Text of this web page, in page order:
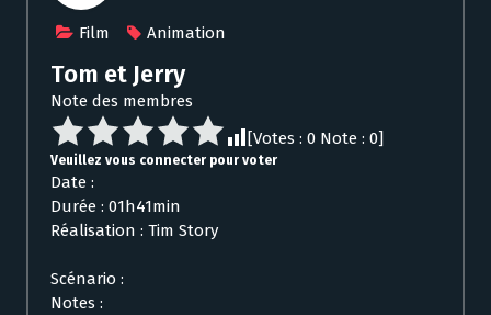
Film Animation
Tom et Jerry
Note des membres
[Votes : 0 Note : 0]
Veuillez vous connecter pour voter
Date :
Durée : 01h41min
Réalisation : Tim Story
Scénario :
Notes :